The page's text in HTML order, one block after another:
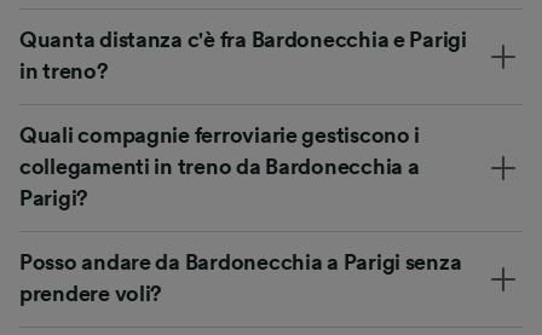
Quanta distanza c'è fra Bardonecchia e Parigi
in treno?
Quali compagnie ferroviarie gestiscono i
collegamenti in treno da Bardonecchia a
Parigi?
Posso andare da Bardonecchia a Parigi senza
prendere voli?